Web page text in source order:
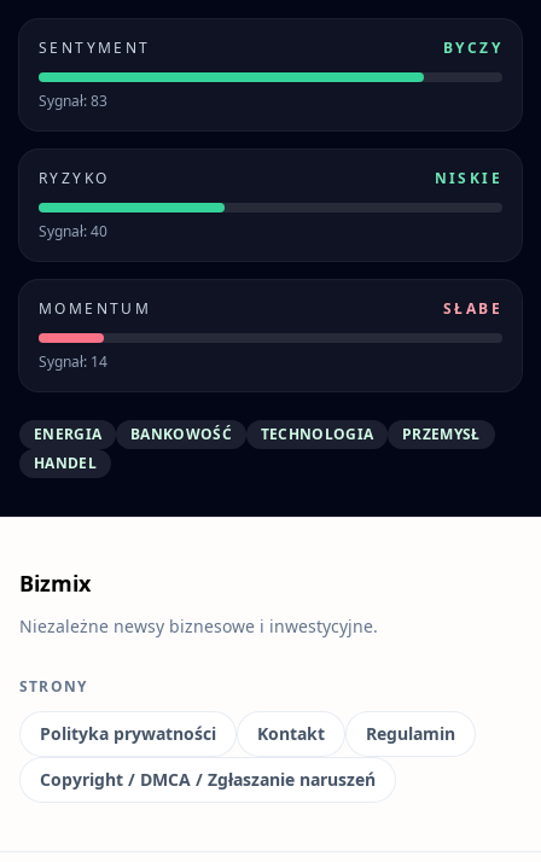
SENTYMENT BYCZY
Sygnał: 83
RYZYKO NISKIE
Sygnał: 40
MOMENTUM SŁABE
Sygnał: 14
ENERGIA BANKOWOŚĆ TECHNOLOGIA
PRZEMYSŁ
HANDEL
Bizmix
Niezależne newsy biznesowe i inwestycyjne.
STRONY
Polityka prywatności Kontakt
Regulamin
Copyright / DMCA / Zgłaszanie naruszeń